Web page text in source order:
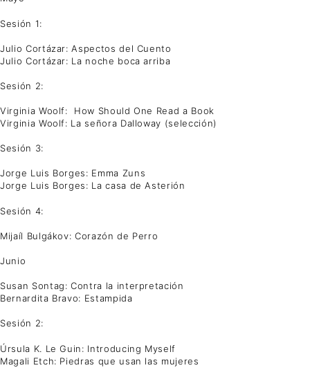
Sesión 1:
Julio Cortázar: Aspectos del Cuento
Julio Cortázar: La noche boca arriba
Sesión 2:
Virginia Woolf: How Should One Read a Book
Virginia Woolf: La señora Dalloway (selección)
Sesión 3:
Jorge Luis Borges: Emma Zuns
Jorge Luis Borges: La casa de Asterión
Sesión 4:
Mijaíl Bulgákov: Corazón de Perro
Junio
Susan Sontag: Contra la interpretación
Bernardita Bravo: Estampida
Sesión 2:
Úrsula K. Le Guin: Introducing Myself
Magali Etch: Piedras que usan las mujeres